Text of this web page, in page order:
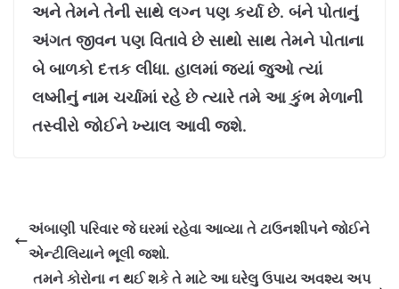
અને તેમને તેની સાથે લગ્ન પણ કર્યા છે. બંને પોતાનું
અંગત જીવન પણ વિતાવે છે સાથો સાથ તેમને પોતાના
બે બાળકો દત્તક લીધા. હાલમાં જ્યાં જુઓ ત્યાં
લષ્મીનું નામ ચર્ચામાં રહે છે ત્યારે તમે આ કુંભ મેળાની
તસ્વીરો જોઈને ખ્યાલ આવી જશે.
અંબાણી પરિવાર જે ઘરમાં રહેવા આવ્યા તે ટાઉનશીપને જોઈને
એન્ટીલિયાને ભૂલી જશો.
તમને કોરોના ન થઈ શકે તે માટે આ ઘરેલુ ઉપાય અવશ્ય અપ